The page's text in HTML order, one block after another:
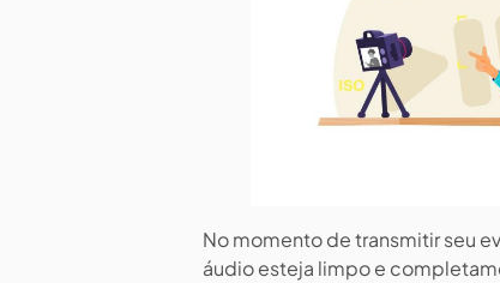
No momento de transmitir seu
áudio esteja limpo e